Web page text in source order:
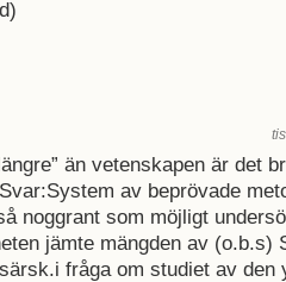
än vetenskapen är det
av beprövade
noggrant som möjligt
jämte mängden av (o.b.s)
fråga om studiet av den